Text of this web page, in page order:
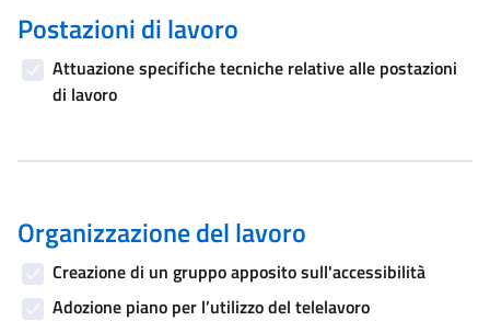
Postazioni di lavoro
Attuazione specifiche tecniche relative alle postazioni
di lavoro
Organizzazione del lavoro
Creazione di un gruppo apposito sull'accessibilità
Adozione piano per l’utilizzo del telelavoro